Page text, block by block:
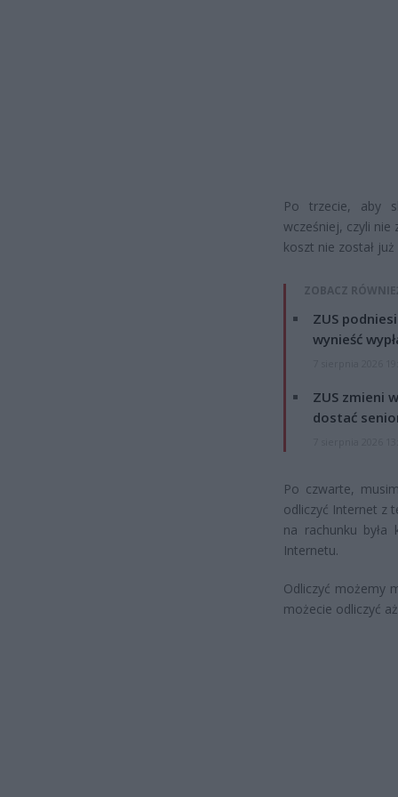
Po trzecie, aby
wcześniej, czyli
koszt nie został
ZOBACZ
ZUS
wynieść
ZUS zmieni
dostać
Po czwarte,
odliczyć Internet z
na rachunku
Internetu.
Odliczyć możemy
możecie odliczyć